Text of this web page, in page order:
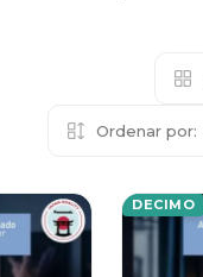
Ordenar por:
DECIMO